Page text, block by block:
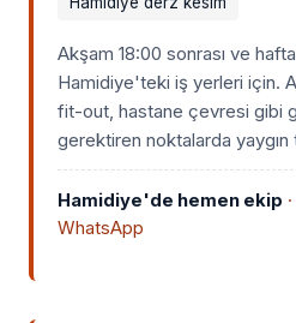
Akşam 18:00 sonrası ve
Hamidiye'teki iş yerleri için.
fit-out, hastane çevresi gibi
gerektiren noktalarda yaygın
Hamidiye'de hemen ekip
WhatsApp